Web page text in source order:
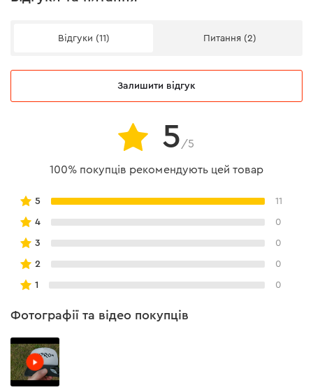
Відгуки (11) Питання (2)
Залишити відгук
5 /5
100% покупців рекомендують цей товар
5 11
4 0
3 0
2 0
1 0
Фотографії та відео покупців